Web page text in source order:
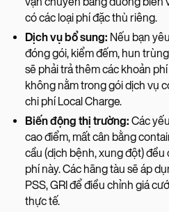
có các loại phí đặc thù riêng.
Dịch vụ bổ sung: Nếu bạn
đóng gói, kiểm đếm, hun
sẽ phải trả thêm các khoản
không nằm trong gói dịch vụ
chi phí Local Charge.
Biến động thị trường: Các
cao điểm, mất cân bằng
cầu (dịch bệnh, xung đột)
phí này. Các hãng tàu sẽ áp
PSS, GRI để điều chỉnh giá
thực tế.